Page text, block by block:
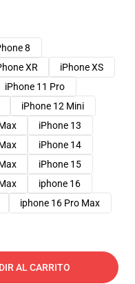
8
XR
iPhone XS
iPhone 11 Pro
iPhone 12 Mini
iPhone 13
iPhone 14
iPhone 15
iphone 16
iphone 16 Pro Max
AL CARRITO